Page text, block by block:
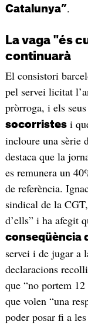
Catalunya”.
La vaga "és
continuarà
El consistori
pel servei licitat
pròrroga, i els
socorristesi
incloure una sèrie
destaca que la
es remunera un
de referència.
sindical de la
d’ells” i ha afegit
conseqüència
servei i de jugar a
declaracions
que “no portem
que volen “una
poder posar fi a les